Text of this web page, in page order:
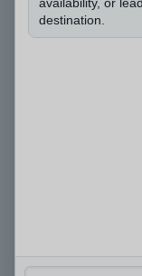
p
h
o
destination.